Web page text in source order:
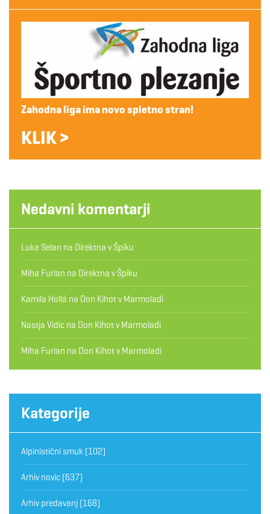
Zahodna liga ima novo spletno stran!
KLIK >
Nedavni komentarji
Luka Selan na Direktna v Špiku
Miha Furlan na Direktna v Špiku
Kamila Hollá na Don Kihot v Marmoladi
Nastja Vidic na Don Kihot v Marmoladi
Miha Furlan na Don Kihot v Marmoladi
Kategorije
Alpinistični smuk (102)
Arhiv novic (637)
Arhiv predavanj (168)